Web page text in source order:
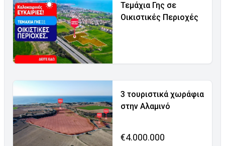
Τεμάχια Γης σε
Οικιστικές Περιοχές
3 τουριστικά χωράφια
στην Αλαμινό
€4.000.000